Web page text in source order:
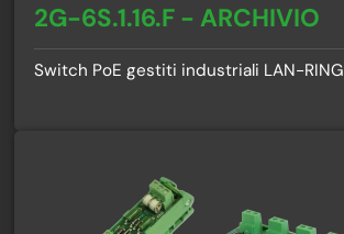
2G-6S.1.16.F - ARCHIVIO
Switch PoE gestiti industriali LAN-RING